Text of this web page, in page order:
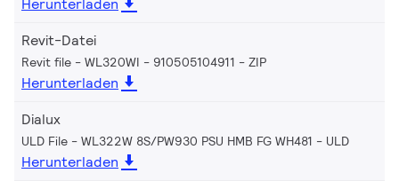
Herunterladen
Revit-Datei
Revit file - WL320WI - 910505104911 ZIP
Herunterladen
Dialux
ULD File - WL322W 8S/PW930 PSU HMB FG WH481 ULD
Herunterladen